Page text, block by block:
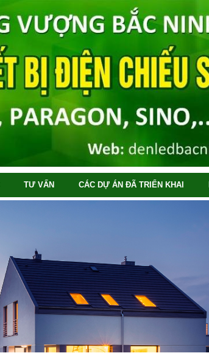
TƯ VẤN CÁC DỰ ÁN ĐÃ TRIỂN KHAI